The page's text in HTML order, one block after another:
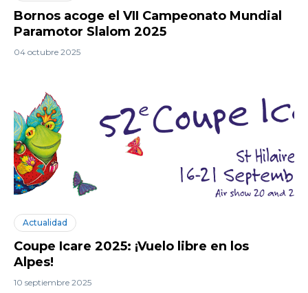
Bornos acoge el VII Campeonato Mundial
Paramotor Slalom 2025
04 octubre 2025
Actualidad
Coupe Icare 2025: ¡Vuelo libre en los
Alpes!
10 septiembre 2025